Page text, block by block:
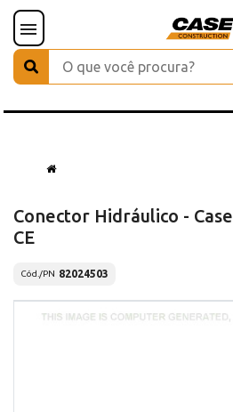
Conector Hidráulico - Case
CE
Cód./PN 82024503